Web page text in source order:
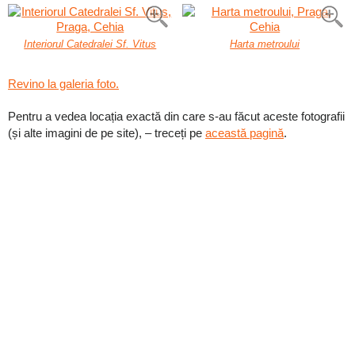
Interiorul Catedralei Sf. Vitus Harta metroului
Revino la galeria foto.
Pentru a vedea locația exactă din care s-au făcut aceste fotografii
(și alte imagini de pe site), – treceți pe această pagină.